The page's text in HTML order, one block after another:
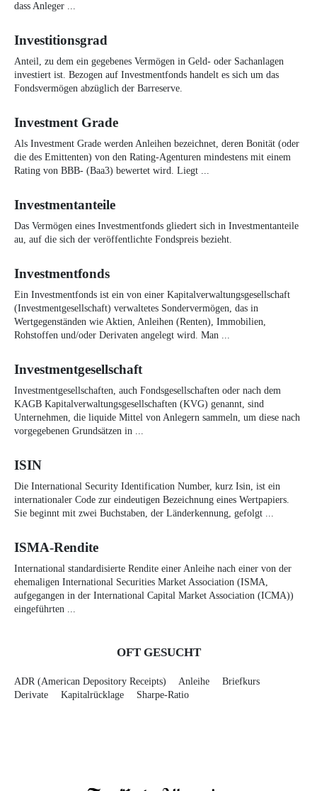
dass Anleger ...
Investitionsgrad
Anteil, zu dem ein gegebenes Vermögen in Geld- oder Sachanlagen
investiert ist. Bezogen auf Investmentfonds handelt es sich um das
Fondsvermögen abzüglich der Barreserve.
Investment Grade
Als Investment Grade werden Anleihen bezeichnet, deren Bonität (oder
die des Emittenten) von den Rating-Agenturen mindestens mit einem
Rating von BBB- (Baa3) bewertet wird. Liegt ...
Investmentanteile
Das Vermögen eines Investmentfonds gliedert sich in Investmentanteile
au, auf die sich der veröffentlichte Fondspreis bezieht.
Investmentfonds
Ein Investmentfonds ist ein von einer Kapitalverwaltungsgesellschaft
(Investmentgesellschaft) verwaltetes Sondervermögen, das in
Wertgegenständen wie Aktien, Anleihen (Renten), Immobilien,
Rohstoffen und/oder Derivaten angelegt wird. Man ...
Investmentgesellschaft
Investmentgesellschaften, auch Fondsgesellschaften oder nach dem
KAGB Kapitalverwaltungsgesellschaften (KVG) genannt, sind
Unternehmen, die liquide Mittel von Anlegern sammeln, um diese nach
vorgegebenen Grundsätzen in ...
ISIN
Die International Security Identification Number, kurz Isin, ist ein
internationaler Code zur eindeutigen Bezeichnung eines Wertpapiers.
Sie beginnt mit zwei Buchstaben, der Länderkennung, gefolgt ...
ISMA-Rendite
International standardisierte Rendite einer Anleihe nach einer von der
ehemaligen International Securities Market Association (ISMA,
aufgegangen in der International Capital Market Association (ICMA))
eingeführten ...
OFT GESUCHT
ADR (American Depository Receipts) Anleihe
Briefkurs
Derivate
Kapitalrücklage Sharpe-Ratio